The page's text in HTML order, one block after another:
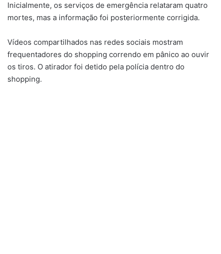
Inicialmente, os serviços de emergência relataram quatro
mortes, mas a informação foi posteriormente corrigida.
Vídeos compartilhados nas redes sociais mostram
frequentadores do shopping correndo em pânico ao ouvir
os tiros. O atirador foi detido pela polícia dentro do
shopping.